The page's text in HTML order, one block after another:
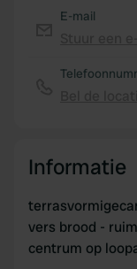
E-mail
Informatie
vers brood -
centrum op